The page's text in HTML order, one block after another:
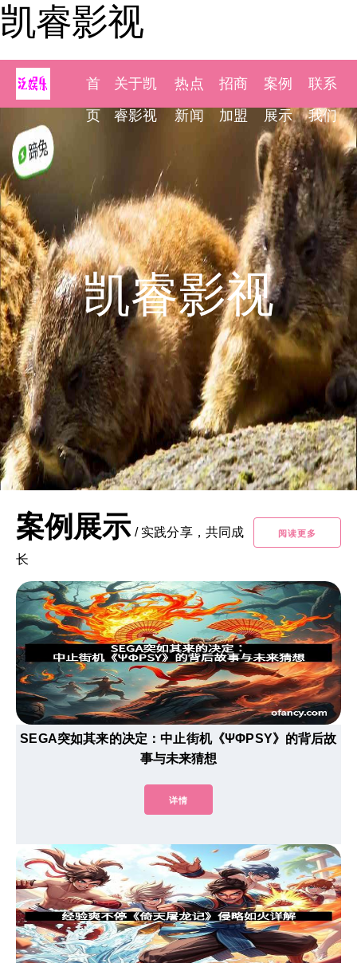
凯睿影视
首
页
关于凯
睿影视
热点
新闻
招商
加盟
案例
展示
联系
我们
凯睿影视
案例展示 / 实践分享，共同成
长
阅读更多
SEGA突如其来的决定：中止街机《ΨΦPSY》的背后故
事与未来猜想
详情